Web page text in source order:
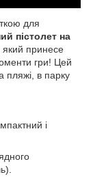
для
пістолет на
принесе
гри! Цей
пляжі, в парку
і